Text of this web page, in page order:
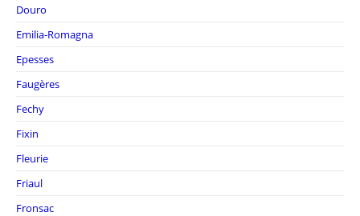
Douro
Emilia-Romagna
Epesses
Faugères
Fechy
Fixin
Fleurie
Friaul
Fronsac